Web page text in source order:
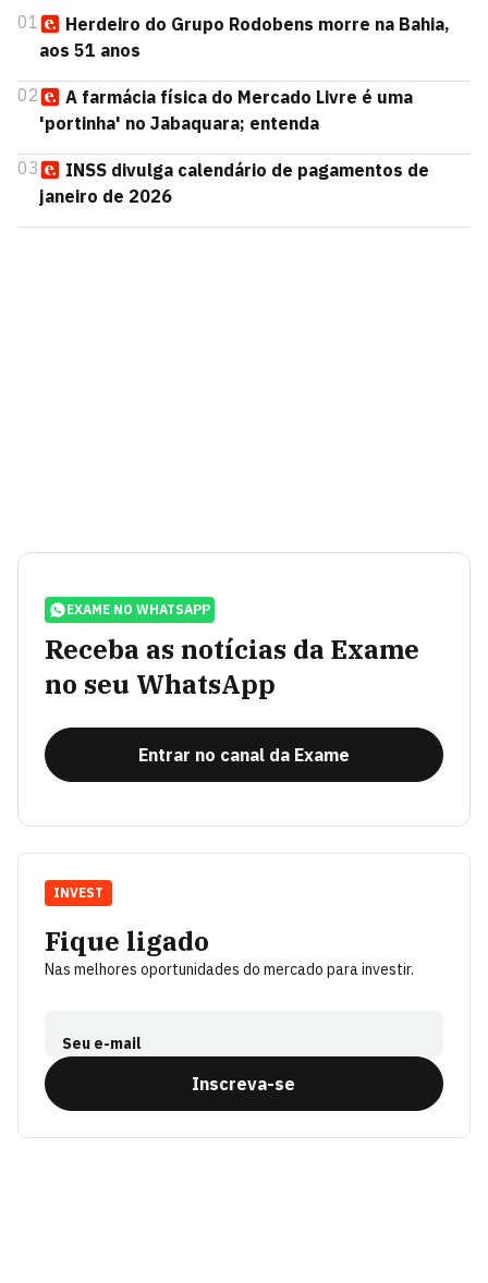
01
Herdeiro do Grupo Rodobens morre na Bahia,
aos 51 anos
02
A farmácia física do Mercado Livre é uma
'portinha' no Jabaquara; entenda
03
INSS divulga calendário de pagamentos de
janeiro de 2026
EXAME NO WHATSAPP
Receba as notícias da Exame
no seu WhatsApp
Entrar no canal da Exame
Fique ligado
Nas melhores oportunidades do mercado para investir.
Seu e-mail
Inscreva-se
INVEST